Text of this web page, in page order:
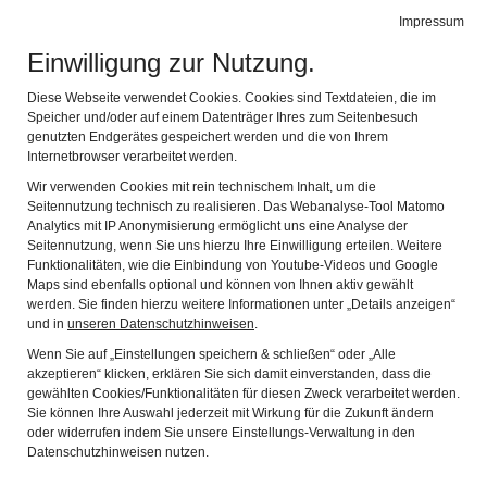
Impressum
Einwilligung zur Nutzung.
Diese Webseite verwendet Cookies. Cookies sind Textdateien, die im
Speicher und/oder auf einem Datenträger Ihres zum Seitenbesuch
genutzten Endgerätes gespeichert werden und die von Ihrem
Internetbrowser verarbeitet werden.
Wir verwenden Cookies mit rein technischem Inhalt, um die
Seitennutzung technisch zu realisieren. Das Webanalyse-Tool Matomo
Analytics mit IP Anonymisierung ermöglicht uns eine Analyse der
Seitennutzung, wenn Sie uns hierzu Ihre Einwilligung erteilen. Weitere
Funktionalitäten, wie die Einbindung von Youtube-Videos und Google
Maps sind ebenfalls optional und können von Ihnen aktiv gewählt
werden. Sie finden hierzu weitere Informationen unter „Details anzeigen“
und in unseren Datenschutzhinweisen.
Wenn Sie auf „Einstellungen speichern & schließen“ oder „Alle
akzeptieren“ klicken, erklären Sie sich damit einverstanden, dass die
gewählten Cookies/Funktionalitäten für diesen Zweck verarbeitet werden.
Sie können Ihre Auswahl jederzeit mit Wirkung für die Zukunft ändern
oder widerrufen indem Sie unsere Einstellungs-Verwaltung in den
Datenschutzhinweisen nutzen.
VERANSTALTUNGEN -
KOMMENDE TERMINE:
Samstag, 02.05.2026, 18 Uhr
Eröffnung der Sonderausstellung "Bräuche in
Schwaben" im Heimatmuseum Dinkelscherben
Eintritt frei